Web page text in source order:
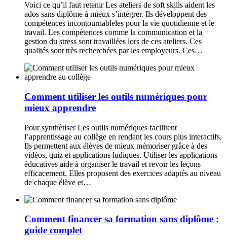
Voici ce qu’il faut retenir Les ateliers de soft skills aident les
ados sans diplôme à mieux s’intégrer. Ils développent des
compétences incontournableles pour la vie quotidienne et le
travail. Les compétences comme la communication et la
gestion du stress sont travaillées lors de ces ateliers. Ces
qualités sont très recherchées par les employeurs. Ces…
Comment utiliser les outils numériques pour
mieux apprendre
Pour synthètiser Les outils numériques facilitent
l’apprentissage au collège en rendant les cours plus interactifs.
Ils permettent aux élèves de mieux mémoriser grâce à des
vidéos, quiz et applications ludiques. Utiliser les applications
éducatives aide à organiser le travail et revoir les leçons
efficacement. Elles proposent des exercices adaptés au niveau
de chaque élève et…
Comment financer sa formation sans diplôme :
guide complet